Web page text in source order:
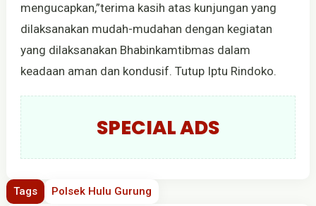
mengucapkan,”terima kasih atas kunjungan yang
dilaksanakan mudah-mudahan dengan kegiatan
yang dilaksanakan Bhabinkamtibmas dalam
keadaan aman dan kondusif. Tutup Iptu Rindoko.
SPECIAL ADS
Tags Polsek Hulu Gurung